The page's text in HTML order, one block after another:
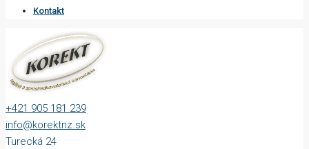
Kontakt
+421 905 181 239
info@korektnz.sk
Turecká 24